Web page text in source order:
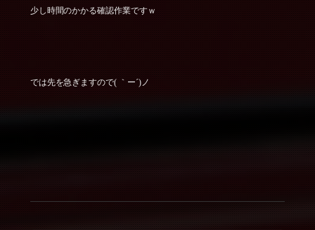
少し時間のかかる確認作業ですｗ
では先を急ぎますので( ｀ー´)ノ